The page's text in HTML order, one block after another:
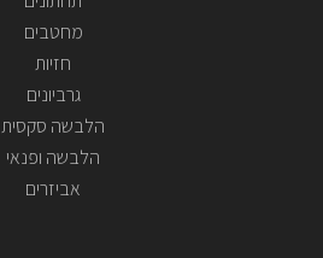
מחטבים
חזיות
גרביונים
הלבשה סקסית
הלבשה ופנאי
אביזרים